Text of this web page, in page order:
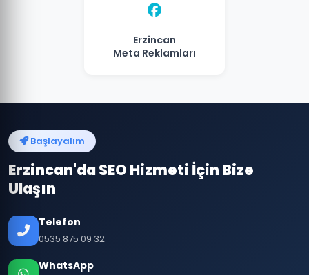
Erzincan
Meta Reklamları
Başlayalım
Erzincan'da SEO Hizmeti İçin Bize
Ulaşın
Telefon
0535 875 09 32
WhatsApp